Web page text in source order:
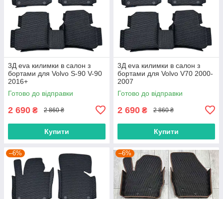
3Д eva килимки в салон з
бортами для Volvo S-90 V-90
2016+
Готово до відправки
2 690 ₴ 2 860 ₴
Купити
3Д eva килимки в салон з
бортами для Volvo V70 2000-
2007
Готово до відправки
2 690 ₴ 2 860 ₴
Купити
–6% –6%